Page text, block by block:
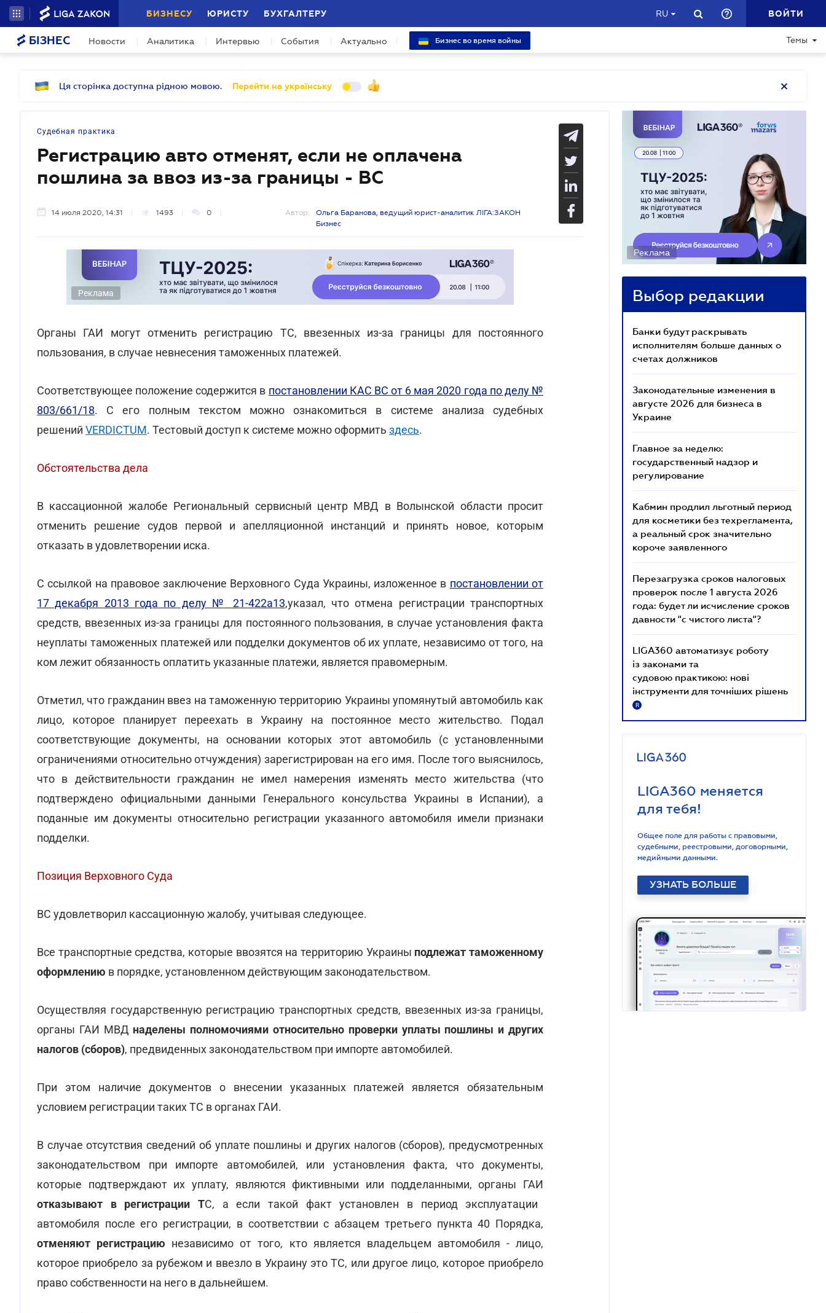
БИЗНЕСУ ЮРИСТУ БУХГАЛТЕРУ RU ВОЙТИ
БІЗНЕС Новости Аналитика Интервью События Актуально Бизнес во время войны Темы
Ця сторінка доступна рідною мовою. Перейти на українську
Судебная практика
Регистрацию авто отменят, если не оплачена
пошлина за ввоз из-за границы - ВС
14 июля 2020, 14:31 1493 0 Автор:
Ольга Баранова, ведущий юрист-аналитик ЛІГА:ЗАКОН
Бизнес
Реклама
Органы ГАИ могут отменить регистрацию ТС, ввезенных из-за границы для постоянного
пользования, в случае невнесения таможенных платежей.
Соответствующее положение содержится в постановлении КАС ВС от 6 мая 2020 года по делу №
803/661/18. С его полным текстом можно ознакомиться в системе анализа судебных
решений VERDICTUM. Тестовый доступ к системе можно оформить здесь.
Обстоятельства дела
В кассационной жалобе Региональный сервисный центр МВД в Волынской области просит
отменить решение судов первой и апелляционной инстанций и принять новое, которым
отказать в удовлетворении иска.
С ссылкой на правовое заключение Верховного Суда Украины, изложенное в постановлении от
17 декабря 2013 года по делу № 21-422а13,указал, что отмена регистрации транспортных
средств, ввезенных из-за границы для постоянного пользования, в случае установления факта
неуплаты таможенных платежей или подделки документов об их уплате, независимо от того, на
ком лежит обязанность оплатить указанные платежи, является правомерным.
Отметил, что гражданин ввез на таможенную территорию Украины упомянутый автомобиль как
лицо, которое планирует переехать в Украину на постоянное место жительство. Подал
соответствующие документы, на основании которых этот автомобиль (с установленными
ограничениями относительно отчуждения) зарегистрирован на его имя. После того выяснилось,
что в действительности гражданин не имел намерения изменять место жительства (что
подтверждено официальными данными Генерального консульства Украины в Испании), а
поданные им документы относительно регистрации указанного автомобиля имели признаки
подделки.
Позиция Верховного Суда
ВС удовлетворил кассационную жалобу, учитывая следующее.
Все транспортные средства, которые ввозятся на территорию Украины подлежат таможенному
оформлению в порядке, установленном действующим законодательством.
Осуществляя государственную регистрацию транспортных средств, ввезенных из-за границы,
органы ГАИ МВД наделены полномочиями относительно проверки уплаты пошлины и других
налогов (сборов), предвиденных законодательством при импорте автомобилей.
При этом наличие документов о внесении указанных платежей является обязательным
условием регистрации таких ТС в органах ГАИ.
В случае отсутствия сведений об уплате пошлины и других налогов (сборов), предусмотренных
законодательством при импорте автомобилей, или установления факта, что документы,
которые подтверждают их уплату, являются фиктивными или подделанными, органы ГАИ
отказывают в регистрации ТС, а если такой факт установлен в период эксплуатации
автомобиля после его регистрации, в соответствии с абзацем третьего пункта 40 Порядка,
отменяют регистрацию независимо от того, кто является владельцем автомобиля - лицо,
которое приобрело за рубежом и ввезло в Украину это ТС, или другое лицо, которое приобрело
право собственности на него в дальнейшем.
Реклама
Выбор редакции
Банки будут раскрывать
исполнителям больше данных о
счетах должников
Законодательные изменения в
августе 2026 для бизнеса в
Украине
Главное за неделю:
государственный надзор и
регулирование
Кабмин продлил льготный период
для косметики без техрегламента,
а реальный срок значительно
короче заявленного
Перезагрузка сроков налоговых
проверок после 1 августа 2026
года: будет ли исчисление сроков
давности "с чистого листа"?
LIGA360 автоматизує роботу
із законами та
судовою практикою: нові
інструменти для точніших рішень
R
LIGA360 меняется
для тебя!
Общее поле для работы с правовыми,
судебными, реестровыми, договорными,
медийными данными.
УЗНАТЬ БОЛЬШЕ